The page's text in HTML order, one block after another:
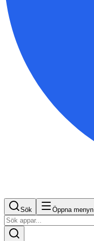
Sök Öppna menyn